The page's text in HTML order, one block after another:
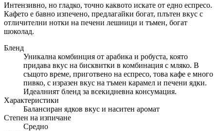
Интензивно, но гладко, точно каквото искате от едно еспресо.
Кафето е бавно изпечено, предлагайки богат, плътен вкус с
отличителни нотки на печени лешници и тъмен, богат
шоколад.
Бленд
Уникална комбинция от арабика и робуста, която
придава вкус на бисквитки в комбинация с мляко. В
същото време, приготвено на еспресо, това кафе е много
пивко, с изразен вкус на тъмен карамел и печени ядки.
Идеалният бленд за всекидневна консумация.
Характеристики
Балансиран ядков вкус и наситен аромат
Степен на изпичане
Средно